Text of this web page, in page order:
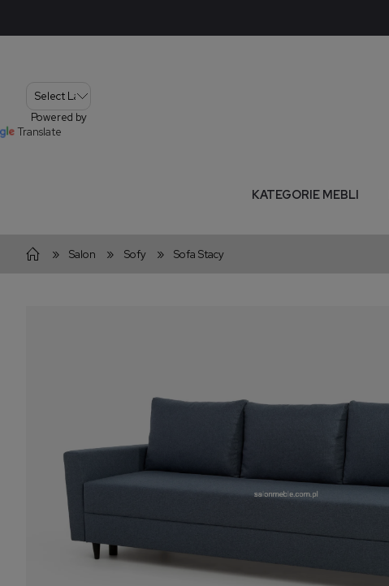
Powered by
Translate
KATEGORIE MEBLI
» Salon » Sofy » Sofa Stacy